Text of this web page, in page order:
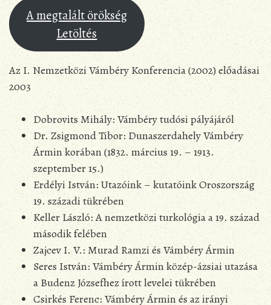
A megtalált örökség
Letöltés
Az I. Nemzetközi Vámbéry Konferencia (2002) előadásai
2003
Dobrovits Mihály: Vámbéry tudósi pályájáról
Dr. Zsigmond Tibor: Dunaszerdahely Vámbéry
Ármin korában (1832. március 19. – 1913.
szeptember 15.)
Erdélyi István: Utazóink – kutatóink Oroszország
19. századi tükrében
Keller László: A nemzetközi turkológia a 19. század
második felében
Zajcev I. V.: Murad Ramzi és Vámbéry Ármin
Seres István: Vámbéry Ármin közép-ázsiai utazása
a Budenz Józsefhez írott levelei tükrében
Csirkés Ferenc: Vámbéry Ármin és az irányi